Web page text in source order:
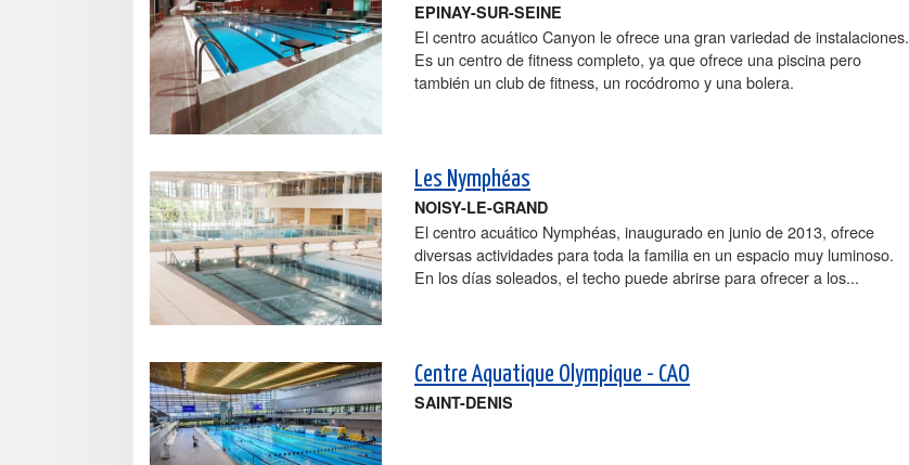
EPINAY-SUR-SEINE
El centro acuático Canyon le ofrece una gran variedad de instalaciones.
Es un centro de fitness completo, ya que ofrece una piscina pero
también un club de fitness, un rocódromo y una bolera.
Les Nymphéas
NOISY-LE-GRAND
El centro acuático Nymphéas, inaugurado en junio de 2013, ofrece
diversas actividades para toda la familia en un espacio muy luminoso.
En los días soleados, el techo puede abrirse para ofrecer a los...
Centre Aquatique Olympique - CAO
SAINT-DENIS